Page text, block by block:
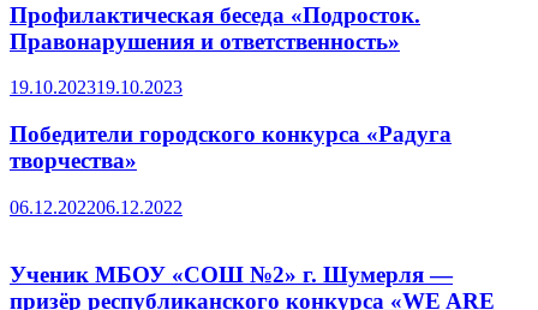
Профилактическая беседа «Подросток.
Правонарушения и ответственность»
19.10.202319.10.2023
Победители городского конкурса «Радуга
творчества»
06.12.202206.12.2022
Ученик МБОУ «СОШ №2» г. Шумерля —
призёр республиканского конкурса «WE ARE